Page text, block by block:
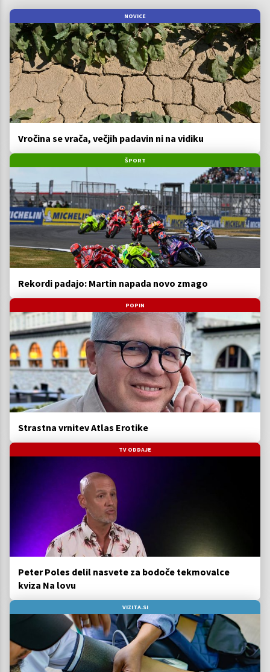
NOVICE
Vročina se vrača, večjih padavin ni na vidiku
ŠPORT
Rekordi padajo: Martin napada novo zmago
POPIN
Strastna vrnitev Atlas Erotike
TV ODDAJE
Peter Poles delil nasvete za bodoče tekmovalce
kviza Na lovu
VIZITA.SI